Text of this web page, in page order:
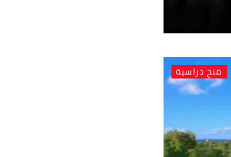
منح دراسية